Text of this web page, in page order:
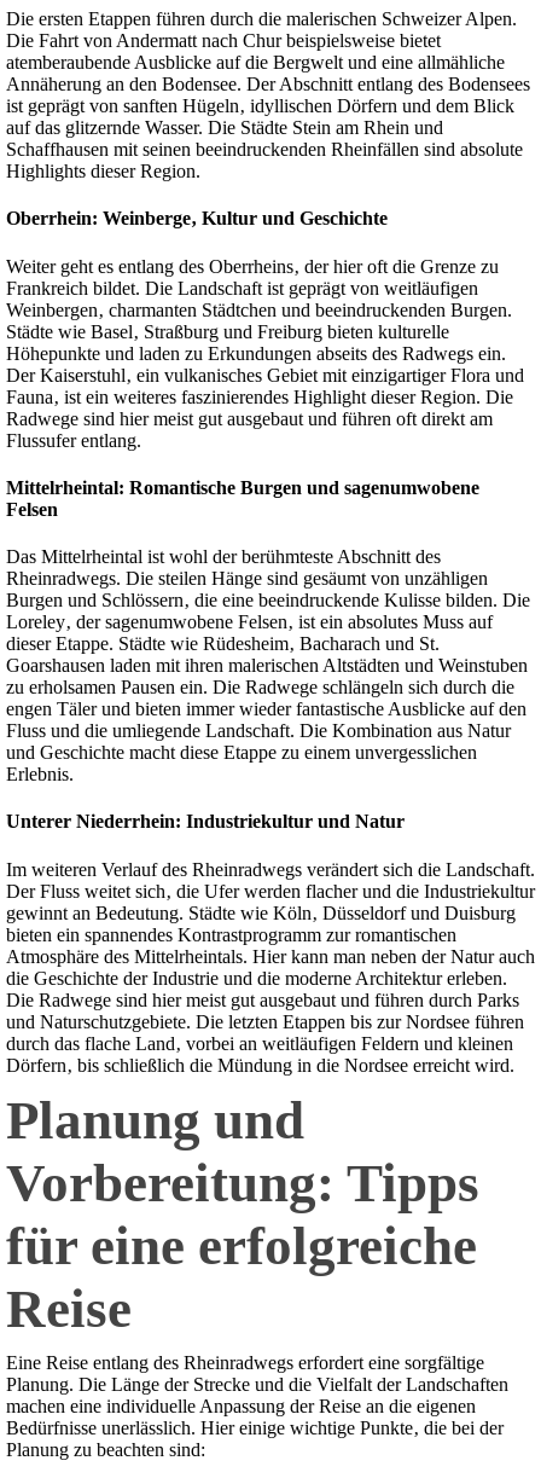
Die ersten Etappen führen durch die malerischen Schweizer Alpen.
Die Fahrt von Andermatt nach Chur beispielsweise bietet
atemberaubende Ausblicke auf die Bergwelt und eine allmähliche
Annäherung an den Bodensee. Der Abschnitt entlang des Bodensees
ist geprägt von sanften Hügeln‚ idyllischen Dörfern und dem Blick
auf das glitzernde Wasser. Die Städte Stein am Rhein und
Schaffhausen mit seinen beeindruckenden Rheinfällen sind absolute
Highlights dieser Region.
Oberrhein: Weinberge‚ Kultur und Geschichte
Weiter geht es entlang des Oberrheins‚ der hier oft die Grenze zu
Frankreich bildet. Die Landschaft ist geprägt von weitläufigen
Weinbergen‚ charmanten Städtchen und beeindruckenden Burgen.
Städte wie Basel‚ Straßburg und Freiburg bieten kulturelle
Höhepunkte und laden zu Erkundungen abseits des Radwegs ein.
Der Kaiserstuhl‚ ein vulkanisches Gebiet mit einzigartiger Flora und
Fauna‚ ist ein weiteres faszinierendes Highlight dieser Region. Die
Radwege sind hier meist gut ausgebaut und führen oft direkt am
Flussufer entlang.
Mittelrheintal: Romantische Burgen und sagenumwobene
Felsen
Das Mittelrheintal ist wohl der berühmteste Abschnitt des
Rheinradwegs. Die steilen Hänge sind gesäumt von unzähligen
Burgen und Schlössern‚ die eine beeindruckende Kulisse bilden. Die
Loreley‚ der sagenumwobene Felsen‚ ist ein absolutes Muss auf
dieser Etappe. Städte wie Rüdesheim‚ Bacharach und St.
Goarshausen laden mit ihren malerischen Altstädten und Weinstuben
zu erholsamen Pausen ein. Die Radwege schlängeln sich durch die
engen Täler und bieten immer wieder fantastische Ausblicke auf den
Fluss und die umliegende Landschaft. Die Kombination aus Natur
und Geschichte macht diese Etappe zu einem unvergesslichen
Erlebnis.
Unterer Niederrhein: Industriekultur und Natur
Im weiteren Verlauf des Rheinradwegs verändert sich die Landschaft.
Der Fluss weitet sich‚ die Ufer werden flacher und die Industriekultur
gewinnt an Bedeutung. Städte wie Köln‚ Düsseldorf und Duisburg
bieten ein spannendes Kontrastprogramm zur romantischen
Atmosphäre des Mittelrheintals. Hier kann man neben der Natur auch
die Geschichte der Industrie und die moderne Architektur erleben.
Die Radwege sind hier meist gut ausgebaut und führen durch Parks
und Naturschutzgebiete. Die letzten Etappen bis zur Nordsee führen
durch das flache Land‚ vorbei an weitläufigen Feldern und kleinen
Dörfern‚ bis schließlich die Mündung in die Nordsee erreicht wird.
Planung und
Vorbereitung: Tipps
für eine erfolgreiche
Reise
Eine Reise entlang des Rheinradwegs erfordert eine sorgfältige
Planung. Die Länge der Strecke und die Vielfalt der Landschaften
machen eine individuelle Anpassung der Reise an die eigenen
Bedürfnisse unerlässlich. Hier einige wichtige Punkte‚ die bei der
Planung zu beachten sind: